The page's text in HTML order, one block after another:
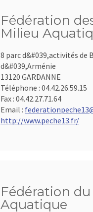
Fédération
Milieu
8 parc d&#039,activités de
d&#039,Arménie
13120 GARDANNE
Téléphone : 04.42.26.59.15
Fax : 04.42.27.71.64
Email :
http://www.peche13.fr/
Fédération
Aquatique